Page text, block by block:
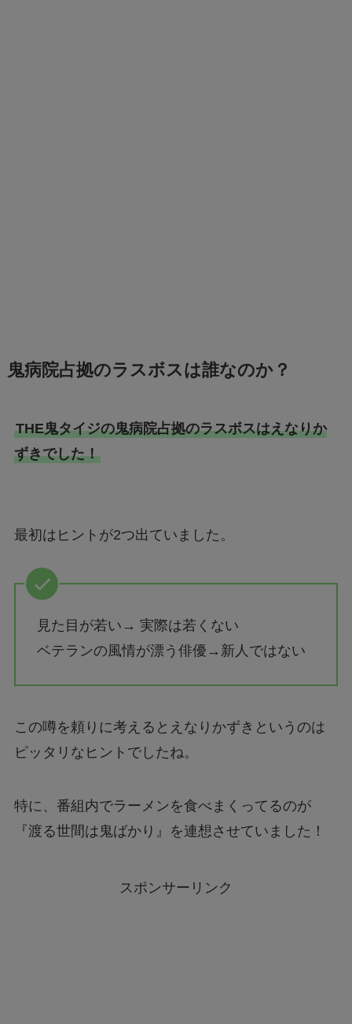
鬼病院占拠のラスボスは誰なのか？
THE鬼タイジの鬼病院占拠のラスボスはえなりか
ずきでした！
最初はヒントが2つ出ていました。
見た目が若い→ 実際は若くない
ベテランの風情が漂う俳優→新人ではない
この噂を頼りに考えるとえなりかずきというのは
ピッタリなヒントでしたね。
特に、番組内でラーメンを食べまくってるのが
『渡る世間は鬼ばかり』を連想させていました！
スポンサーリンク